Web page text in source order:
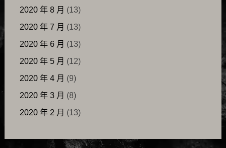
2020 年 8 月 (13)
2020 年 7 月 (13)
2020 年 6 月 (13)
2020 年 5 月 (12)
2020 年 4 月 (9)
2020 年 3 月 (8)
2020 年 2 月 (13)